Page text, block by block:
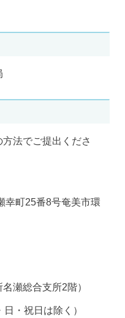
法でご提出くださ
幸町25番8号奄美市環
瀬総合支所2階）
・祝日は除く）